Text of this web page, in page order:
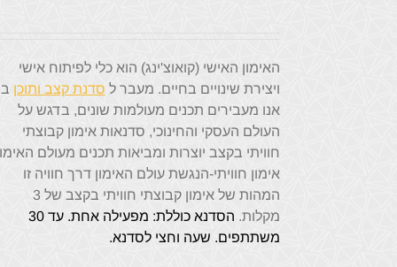
האימון האישי (קואוצ'ינג) הוא כלי לפיתוח אישי
ויצירת שינויים בחיים. מעבר ל סדנת קצב ותוכן
אנו מעבירים תכנים מעולמות שונים, בדגש על
העולם העסקי והחינוכי, סדנאות אימון קבוצתי
חוויתי בקצב יוצרות ומביאות תכנים מעולם
אימון חוויתי-הנגשת עולם האימון דרך חוויה זו
המהות של אימון קבוצתי חוויתי בקצב של 3
מקלות. הסדנא כוללת: מפעילה אחת.
עד 30
משתתפים. שעה וחצי לסדנא.